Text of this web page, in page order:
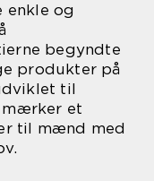
enkle og
begyndte
produkter på
til
et
til mænd med